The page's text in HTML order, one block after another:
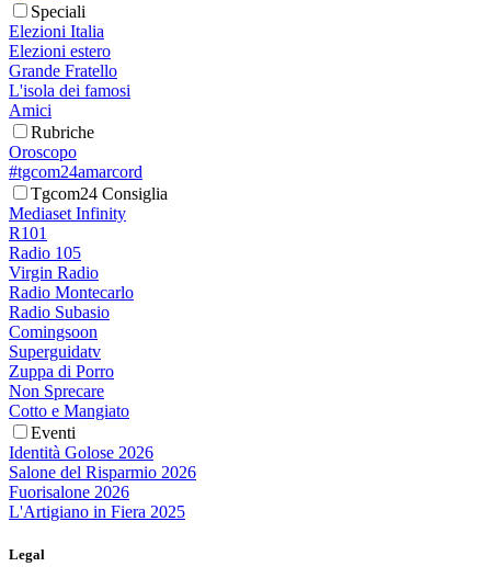
Speciali
Elezioni Italia
Elezioni estero
Grande Fratello
L'isola dei famosi
Amici
Rubriche
Oroscopo
#tgcom24amarcord
Tgcom24 Consiglia
Mediaset Infinity
R101
Radio 105
Virgin Radio
Radio Montecarlo
Radio Subasio
Comingsoon
Superguidatv
Zuppa di Porro
Non Sprecare
Cotto e Mangiato
Eventi
Identità Golose 2026
Salone del Risparmio 2026
Fuorisalone 2026
L'Artigiano in Fiera 2025
Legal